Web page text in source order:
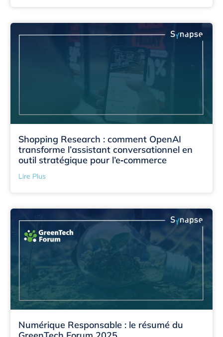
Shopping Research : comment OpenAI
transforme l’assistant conversationnel en
outil stratégique pour l’e‑commerce
Lire Plus
Numérique Responsable : le résumé du